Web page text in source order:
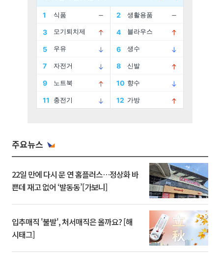
주요뉴스
22일 만에 다시 문 연 홈플러스…정상화 바
쁜데 재고 없어 ‘발동동’[가보니]
입추매직 '불발', 처서매직은 올까요? [해
시태그]